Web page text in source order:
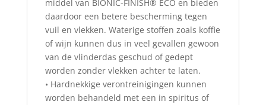
middel van BIONIC-FINISH® ECO en bieden
daardoor een betere bescherming tegen
vuil en vlekken. Waterige stoffen zoals koffie
of wijn kunnen dus in veel gevallen gewoon
van de vlinderdas geschud of gedept
worden zonder vlekken achter te laten.
• Hardnekkige verontreinigingen kunnen
worden behandeld met een in spiritus of